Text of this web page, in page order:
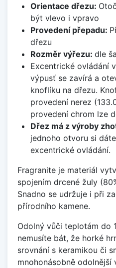
Orientace dřezu:
být vlevo i vpravo
Provedení přepadu:
dřezu
Rozměr výřezu: dle
Excentrické ovládání
výpusť se zavírá a
knoflíku na dřezu.
provedení nerez
provedení chrom lze
Dřez má z výroby
jednoho otvoru si
excentrické ovládání.
Fragranite je materiál
spojením drcené žuly
Snadno se udržuje i při
přírodního kamene.
Odolný vůči teplotám do
nemusíte bát, že horké
srovnání s keramikou či
mnohonásobně odolnější